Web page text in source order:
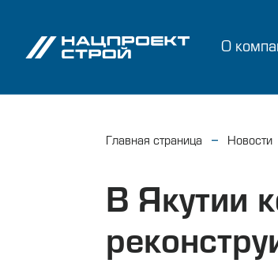
О
Главная страница Новости
В Якутии